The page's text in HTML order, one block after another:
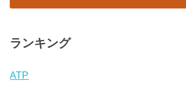
ランキング
ATP